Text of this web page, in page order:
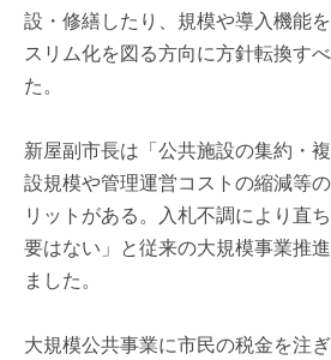
設・修繕したり、規模や導入機能
スリム化を図る方向に方針転換す
た。
新屋副市長は「公共施設の集約・
設規模や管理運営コストの縮減等
リットがある。入札不調により直
要はない」と従来の大規模事業推
ました。
大規模公共事業に市民の税金を注